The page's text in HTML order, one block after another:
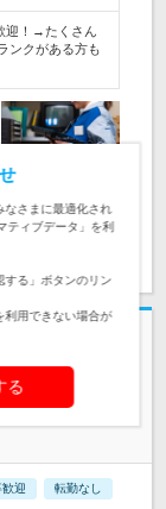
迎！→たくさん
ンクがある方も
＊4月より基本給
経験OK#面接1
迎 転勤なし
なさまに最適化され
ティブデータ」を利
する」ボタンのリン
用できない場合が
る